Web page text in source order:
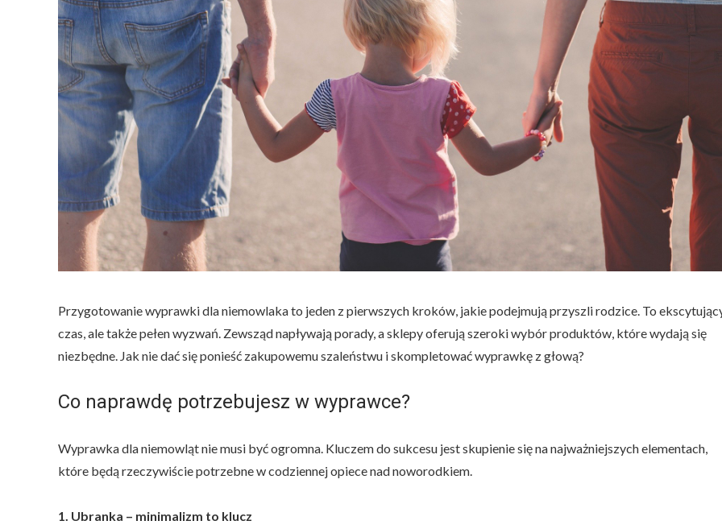
Przygotowanie wyprawki dla niemowlaka to jeden z pierwszych kroków, jakie podejmują przyszli rodzice. To
czas, ale także pełen wyzwań. Zewsząd napływają porady, a sklepy oferują szeroki wybór produktów, które wydają się
niezbędne. Jak nie dać się ponieść zakupowemu szaleństwu i skompletować wyprawkę z głową?
Co naprawdę potrzebujesz w wyprawce?
Wyprawka dla niemowląt nie musi być ogromna. Kluczem do sukcesu jest skupienie się na najważniejszych elementach,
które będą rzeczywiście potrzebne w codziennej opiece nad noworodkiem.
1. Ubranka – minimalizm to klucz